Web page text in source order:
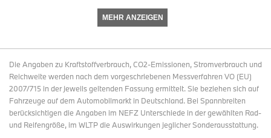
Optimierte Akustikeigenschaften: Geschäumte A-Säulen
und Akustikverglasung für die Frontscheibe serienmäßig,
Umfangreich erweitertes Angebot an
automatisierten Fahren: Auffahr- und Personenwarnung mit
Bremsfunktion sowie Spurverlassenswarnung jetzt
serienmäßig. Optionaler Driving Assistant Professional
umfasst unter anderem Aktive Geschwindigkeitsregelung
mit Stop & Go-Funktion, Lenk- und Spurführungsassistent
mit Unterstützung in Engstellen, Spurwechselwarnung,
MEHR ANZEIGEN
Die Angaben zu Kraftstoffverbrauch, CO2-Emissionen, Stromverbrauch und
Reichweite werden nach dem vorgeschriebenen Messverfahren VO (EU)
2007/715 in der jeweils geltenden Fassung ermittelt. Sie beziehen sich auf
Fahrzeuge auf dem Automobilmarkt in Deutschland. Bei Spannbreiten
berücksichtigen die Angaben im NEFZ Unterschiede in der gewählten Rad-
und Reifengröße, im WLTP die Auswirkungen jeglicher Sonderausstattung.